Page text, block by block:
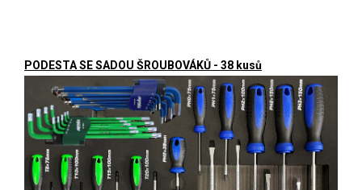
PODESTA SE SADOU ŠROUBOVÁKŮ - 38 kusů